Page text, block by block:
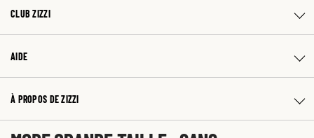
CLUB ZIZZI
AIDE
À PROPOS DE ZIZZI